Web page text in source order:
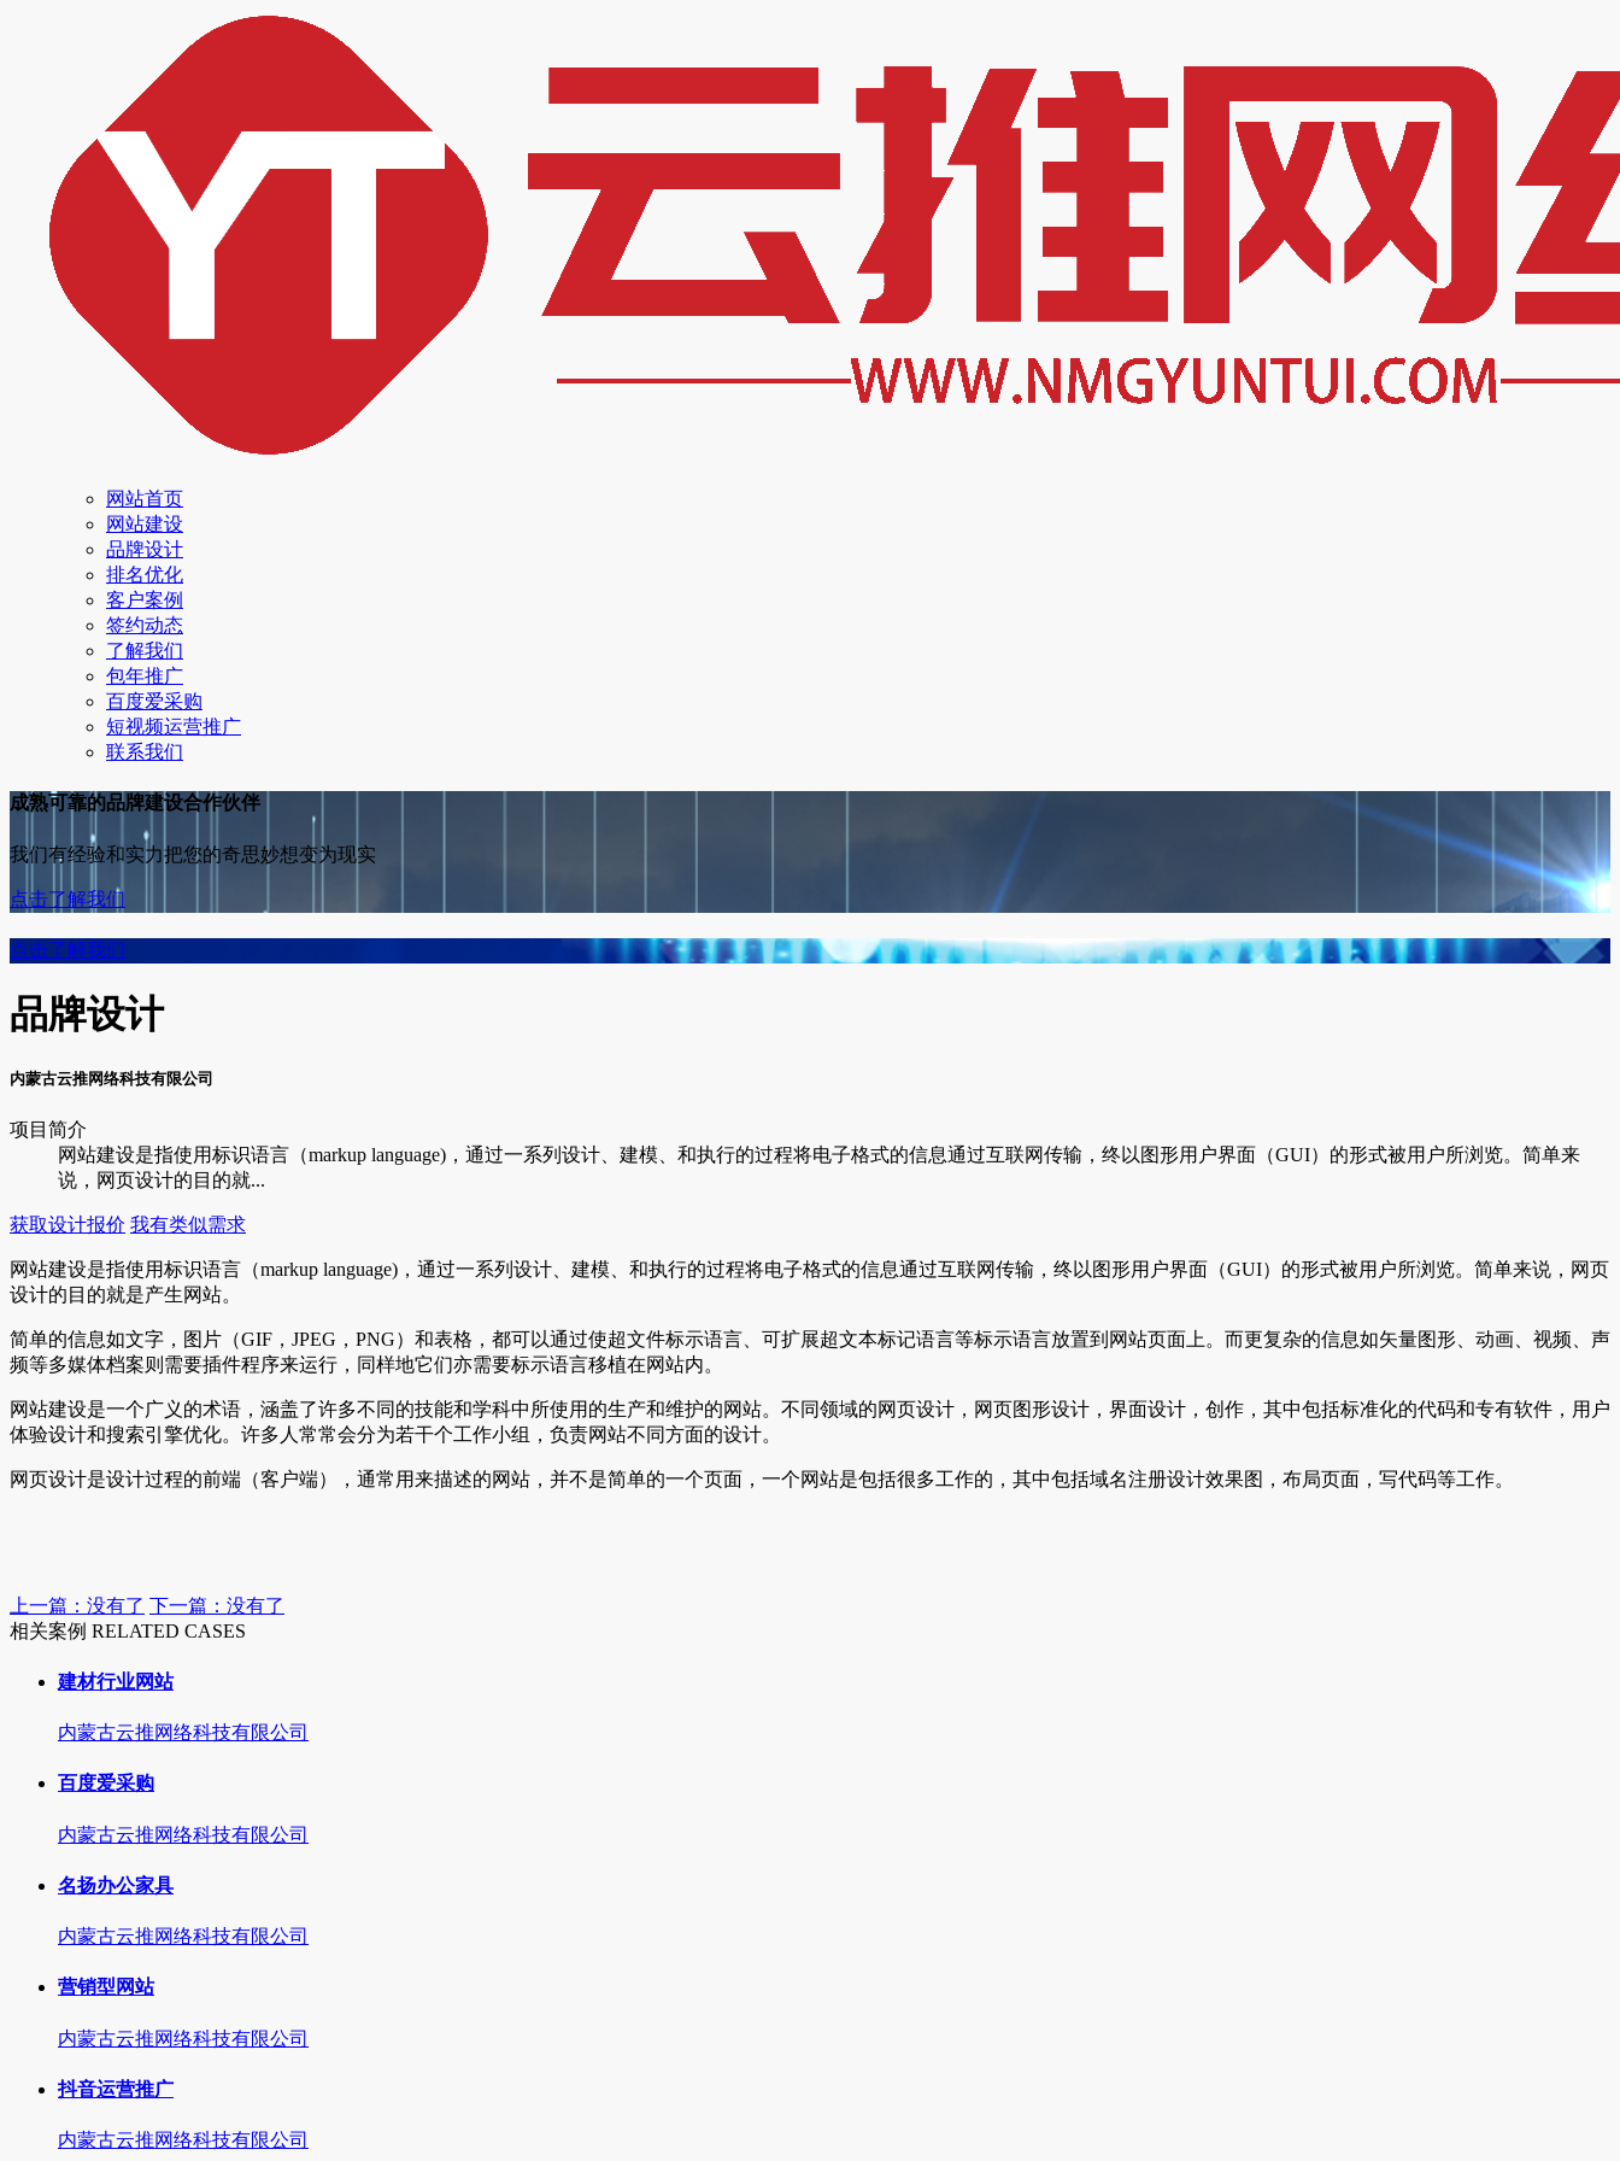
网站首页
网站建设
品牌设计
排名优化
客户案例
签约动态
了解我们
包年推广
百度爱采购
短视频运营推广
联系我们
成熟可靠的品牌建设合作伙伴
我们有经验和实力把您的奇思妙想变为现实
点击了解我们
点击了解我们
品牌设计
内蒙古云推网络科技有限公司
项目简介
网站建设是指使用标识语言（markup language)，通过一系列设计、建模、和执行的过程将电子格式的信息通过互联网传输，终以图形用户界面（GUI）的形式被用户所浏览。简单来
说，网页设计的目的就...
获取设计报价 我有类似需求
网站建设是指使用标识语言（markup language)，通过一系列设计、建模、和执行的过程将电子格式的信息通过互联网传输，终以图形用户界面（GUI）的形式被用户所浏览。简单来说，网页
设计的目的就是产生网站。
简单的信息如文字，图片（GIF，JPEG，PNG）和表格，都可以通过使超文件标示语言、可扩展超文本标记语言等标示语言放置到网站页面上。而更复杂的信息如矢量图形、动画、视频、声
频等多媒体档案则需要插件程序来运行，同样地它们亦需要标示语言移植在网站内。
网站建设是一个广义的术语，涵盖了许多不同的技能和学科中所使用的生产和维护的网站。不同领域的网页设计，网页图形设计，界面设计，创作，其中包括标准化的代码和专有软件，用户
体验设计和搜索引擎优化。许多人常常会分为若干个工作小组，负责网站不同方面的设计。
网页设计是设计过程的前端（客户端），通常用来描述的网站，并不是简单的一个页面，一个网站是包括很多工作的，其中包括域名注册设计效果图，布局页面，写代码等工作。
上一篇：没有了 下一篇：没有了
相关案例 RELATED CASES
建材行业网站
内蒙古云推网络科技有限公司
百度爱采购
内蒙古云推网络科技有限公司
名扬办公家具
内蒙古云推网络科技有限公司
营销型网站
内蒙古云推网络科技有限公司
抖音运营推广
内蒙古云推网络科技有限公司